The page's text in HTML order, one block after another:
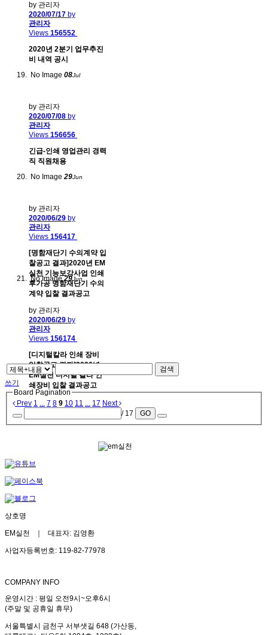
by 관리자
2020/07/17 by
관리자
Views 156552
2020년 2분기 업무추진
비 내역 공시
No Image 08Jul
by 관리자
2020/07/08 by
관리자
Views 156656
긴급-인쇄 영업관리 경력
직 직원채용
No Image 29Jun
by 관리자
2020/06/29 by
관리자
Views 156417
[명함재단기 수의계약 입
찰공고 결과]2020년 EM
실천 기능보강사업 인쇄
후가공 명함재단기 수의
계약 입찰 결과공고
No Image 29Jun
by 관리자
2020/06/29 by
관리자
Views 156174
[디지털칼라 인쇄 장비
입찰공고 결과]2020년
EM실천 디지털 칼라 인
쇄장비 입찰 결과공고
검색
쓰기
Board Pagination
Prev 1 ... 7 8 9 10 11 ... 17 Next
/ 17
GO
상호명
EM실천 ｜ 대표자: 김영환
사업자등록번호: 119-82-77978
COMPANY INFO
운영시간 : 평일 오전9시~오후6시
(주말 및 공휴일 휴무)
서울특별시 금천구 서부샛길 648 (가산동,